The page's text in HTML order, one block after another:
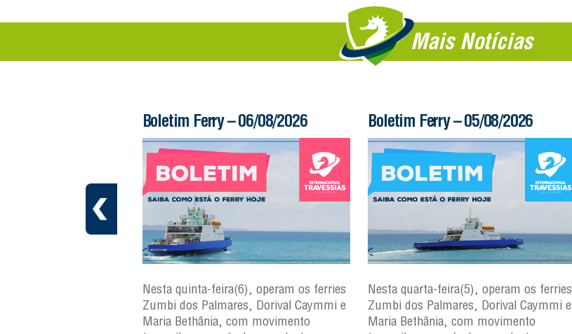
Mais Notícias
Boletim Ferry – 06/08/2026
Nesta quinta-feira(6), operam os ferries
Zumbi dos Palmares, Dorival Caymmi e
Maria Bethânia, com movimento
Boletim Ferry – 05/08/2026
Nesta quarta-feira(5), operam os ferries
Zumbi dos Palmares, Dorival Caymmi e
Maria Bethânia, com movimento